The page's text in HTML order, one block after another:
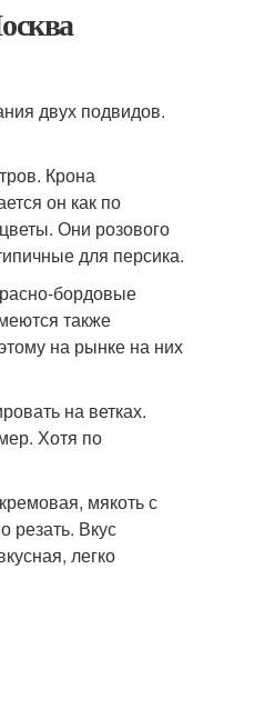
двух подвидов.
Крона
он как по
Они розового
для персика.
бордовые
также
на рынке на них
на ветках.
Хотя по
мякоть с
резать. Вкус
легко